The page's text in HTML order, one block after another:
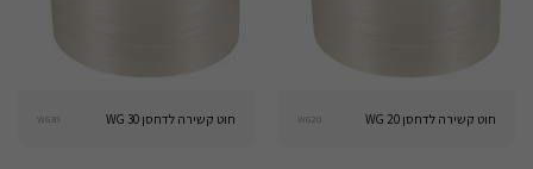
חוט קשירה לדחסן WG 20 WG20 חוט קשירה לדחסן WG 30 WG30